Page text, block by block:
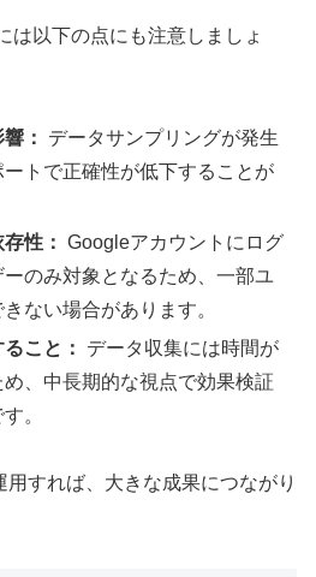
は以下の点にも注意しましょ
：
データサンプリングが発生
トで正確性が低下することが
性： Googleアカウントにログ
のみ対象となるため、一部ユ
ない場合があります。
こと：
データ収集には時間が
、中長期的な視点で効果検証
。
すれば、大きな成果につながり